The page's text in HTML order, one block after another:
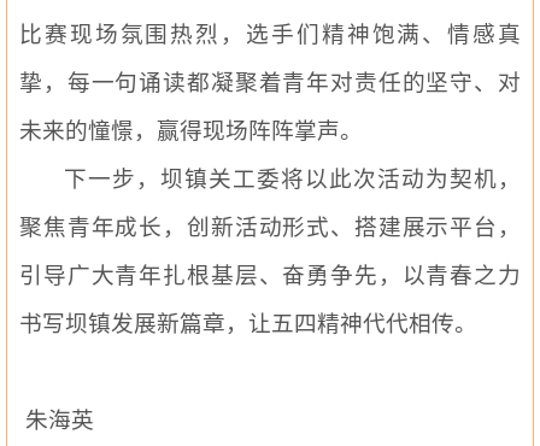
比赛现场氛围热烈，选手们精神饱满、情感真
挚，每一句诵读都凝聚着青年对责任的坚守、对
未来的憧憬，赢得现场阵阵掌声。
下一步，坝镇关工委将以此次活动为契机，
聚焦青年成长，创新活动形式、搭建展示平台，
引导广大青年扎根基层、奋勇争先，以青春之力
书写坝镇发展新篇章，让五四精神代代相传。
朱海英